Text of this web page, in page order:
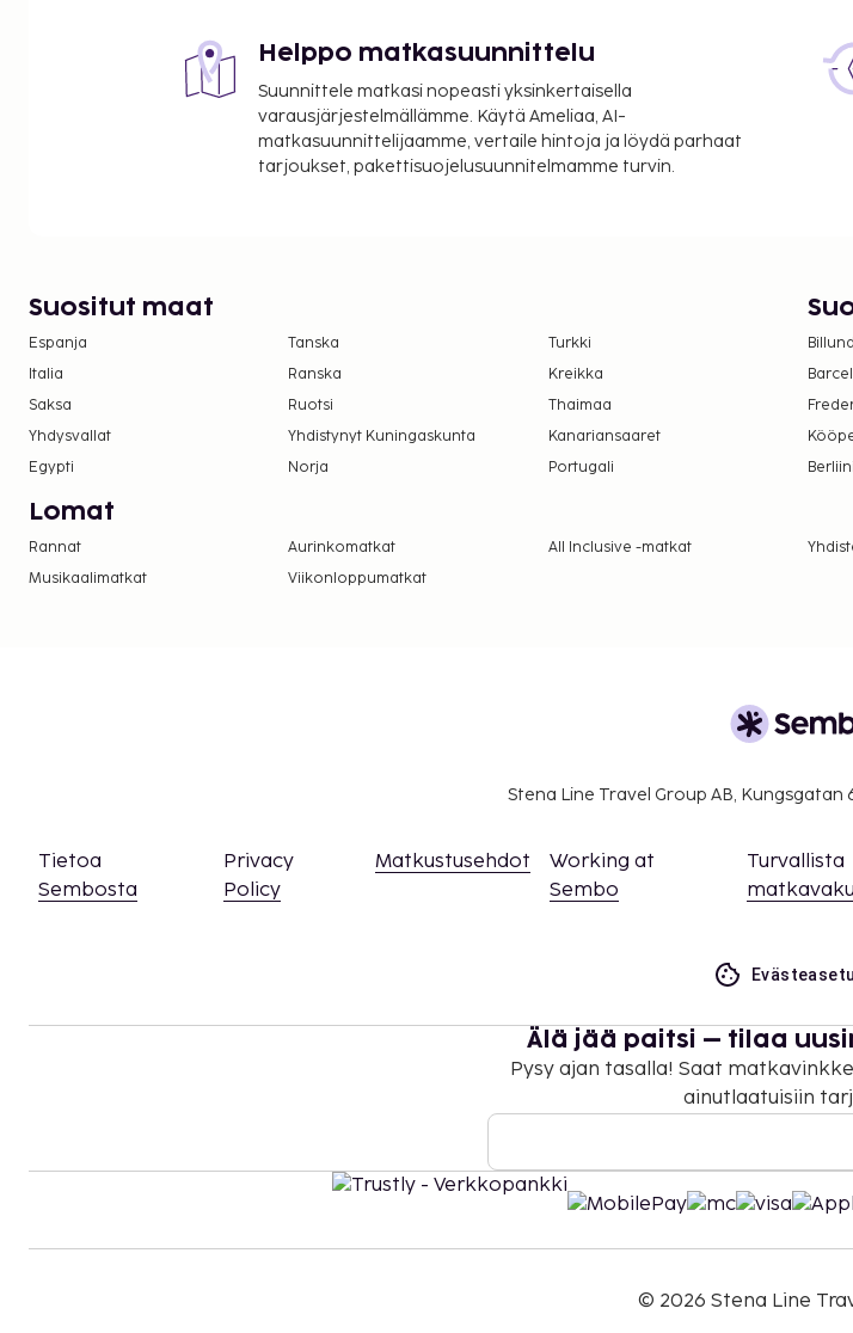
maksetaan paikan päällä. Vakuusmaksu € 100.
Saapuminen
Lauantai ja viikko. Check in -aika: 17:00, huoneenluovutusaika: 10:00.
Helppo matkasuunnittelu
Suunnittele matkasi nopeasti yksinkertaisella
varausjärjestelmällämme. Käytä Ameliaa, AI-
matkasuunnittelijaamme, vertaile hintoja ja löydä parhaat
tarjoukset, pakettisuojelusuunnitelmamme turvin.
Suositut maat
Espanja Tanska
Turkki
Italia
Ranska
Kreikka
Saksa
Ruotsi
Thaimaa
Yhdysvallat
Yhdistynyt Kuningaskunta
Kanariansaaret
Egypti
Norja Portugali
Billund
Berliini
Lomat
Rannat Aurinkomatkat All Inclusive -matkat
Musikaalimatkat
Viikonloppumatkat
Stena Line Travel Group AB, Kungsgatan
Tietoa
Sembosta
Privacy
Policy
Matkustusehdot
Working at
Sembo
Turvallista
Älä jää paitsi – tilaa
Pysy ajan tasalla! Saat
ainutlaatuisiin
© 2026 Stena Line